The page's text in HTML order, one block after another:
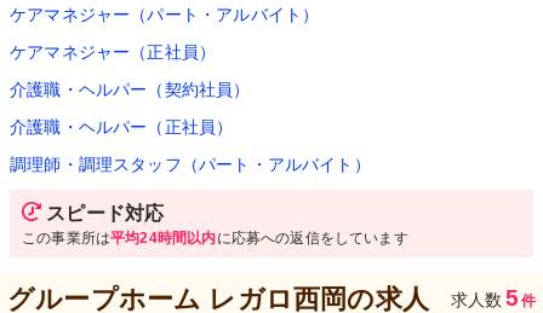
ケアマネジャー（パート・アルバイト）
ケアマネジャー（正社員）
介護職・ヘルパー（契約社員）
介護職・ヘルパー（正社員）
調理師・調理スタッフ（パート・アルバイト）
スピード対応
この事業所は平均24時間以内に応募への返信をしています
グループホーム レガロ西岡の求人 求人数 5 件